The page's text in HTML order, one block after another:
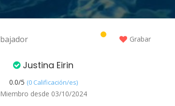
Justina Eirin
0.0/5 (0 Calificación/es)
Miembro desde 03/10/2024
Grabar